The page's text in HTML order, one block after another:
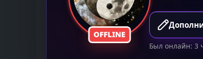
OFFLINE
Был онлайн: 3